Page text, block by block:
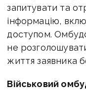
запитувати та
інформацію,
доступом.
не
життя заявника
Військовий